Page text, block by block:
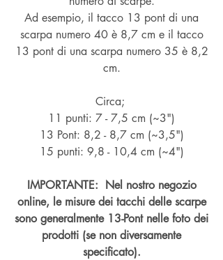
Ad esempio, il tacco 13 pont di una
scarpa numero 40 è 8,7 cm e il tacco
13 pont di una scarpa numero 35 è 8,2
cm.
Circa;
11 punti: 7 - 7,5 cm (~3")
13 Pont: 8,2 - 8,7 cm (~3,5")
15 punti: 9,8 - 10,4 cm (~4")
IMPORTANTE: Nel nostro negozio
online, le misure dei tacchi delle scarpe
sono generalmente 13-Pont nelle foto dei
prodotti (se non diversamente
specificato).